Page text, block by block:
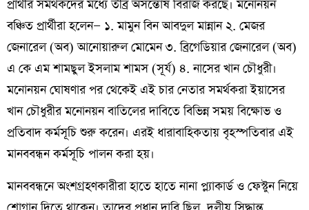
প্রার্থীর সমর্থকদের মধ্যে তীব্র অসন্তোষ বিরাজ করছে। মনোনয়ন
বঞ্চিত প্রার্থীরা হলেন— ১. মামুন বিন আবদুল মান্নান ২. মেজর
জেনারেল (অব) আনোয়ারুল মোমেন ৩. ব্রিগেডিয়ার জেনারেল (অব)
এ কে এম শামছুল ইসলাম শামস (সূর্য) ৪. নাসের খান চৌধুরী।
মনোনয়ন ঘোষণার পর থেকেই এই চার নেতার সমর্থকরা ইয়াসের
খান চৌধুরীর মনোনয়ন বাতিলের দাবিতে বিভিন্ন সময় বিক্ষোভ ও
প্রতিবাদ কর্মসূচি শুরু করেন। এরই ধারাবাহিকতায় বৃহস্পতিবার এই
মানববন্ধন কর্মসূচি পালন করা হয়।
মানববন্ধনে অংশগ্রহণকারীরা হাতে হাতে নানা প্ল্যাকার্ড ও ফেস্টুন নিয়ে